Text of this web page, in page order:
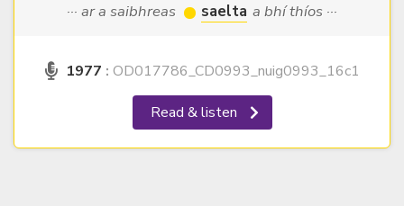
··· ar a saibhreas saelta a bhí thíos ···
1977 : OD017786_CD0993_nuig0993_16c1
Read & listen